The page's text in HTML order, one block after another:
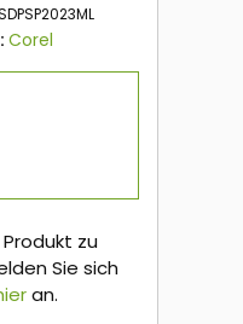
Corel
zu
Sie sich
an.